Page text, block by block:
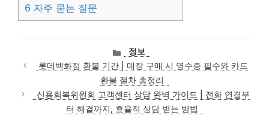
6 자주 묻는 질문
카
테
고
리
정보
롯데백화점 환불 기간 | 매장 구매 시 영수증 필수와 카드
환불 절차 총정리
신용회복위원회 고객센터 상담 완벽 가이드 | 전화 연결부
터 해결까지, 효율적 상담 받는 방법